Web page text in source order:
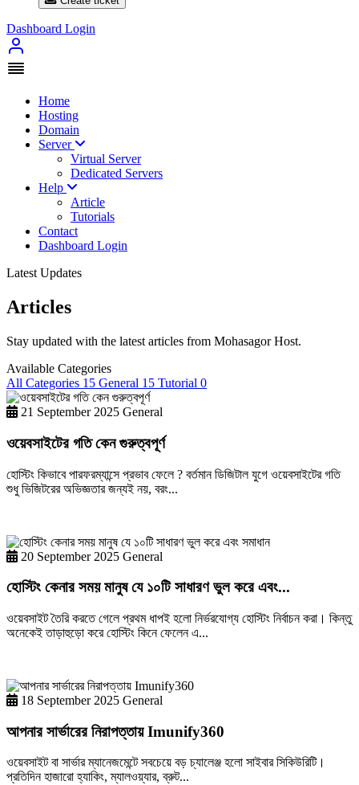
Dashboard Login
Home
Hosting
Domain
Server
Virtual Server
Dedicated Servers
Help
Article
Tutorials
Contact
Dashboard Login
Latest Updates
Articles
Stay updated with the latest articles from Mohasagor Host.
Available Categories
All Categories 15 General 15 Tutorial 0
21 September 2025 General
ওয়েবসাইটের গতি কেন গুরুত্বপূর্ণ
হোস্টিং কিভাবে পারফরম্যান্সে প্রভাব ফেলে ? বর্তমান ডিজিটাল যুগে ওয়েবসাইটের গতি
শুধু ভিজিটরের অভিজ্ঞতার জন্যই নয়, বরং...
20 September 2025 General
হোস্টিং কেনার সময় মানুষ যে ১০টি সাধারণ ভুল করে এবং...
ওয়েবসাইট তৈরি করতে গেলে প্রথম ধাপই হলো নির্ভরযোগ্য হোস্টিং নির্বাচন করা। কিন্তু
অনেকেই তাড়াহুড়ো করে হোস্টিং কিনে ফেলেন এ...
18 September 2025 General
আপনার সার্ভারের নিরাপত্তায় Imunify360
ওয়েবসাইট বা সার্ভার ম্যানেজমেন্টে সবচেয়ে বড় চ্যালেঞ্জ হলো সাইবার সিকিউরিটি।
প্রতিদিন হাজারো হ্যাকিং, ম্যালওয়্যার, ব্রুট...